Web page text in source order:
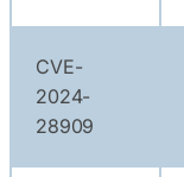
CVE-
2024-
28909